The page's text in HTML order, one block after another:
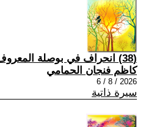
(38) انحراف في بوصلة المعروف
كاظم فنجان الحمامي
2026 / 8 / 6
سيرة ذاتية